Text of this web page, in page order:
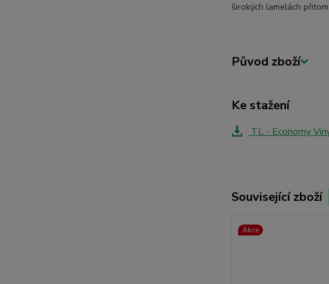
širokých lamelách
Původ zboží
Ke stažení
TL - Economy
Související zboží
Akce